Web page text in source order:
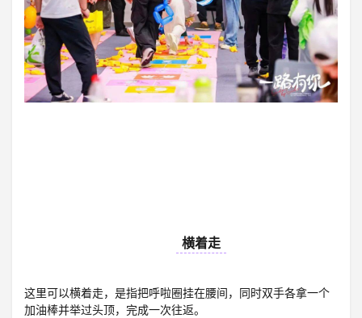
横着走
这里可以横着走，是指把呼啦圈挂在腰间，同时双手各拿一个
加油棒并举过头顶，完成一次往返。